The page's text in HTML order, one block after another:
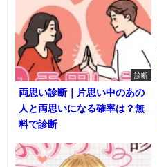
診断
両思い診断｜片思い中のあの
人と両思いになる確率は？無
料で診断